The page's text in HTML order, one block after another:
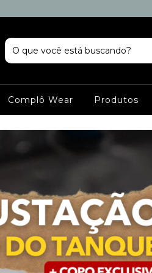
Complô Wear Produtos